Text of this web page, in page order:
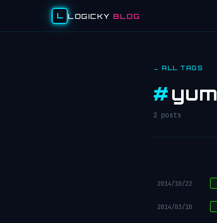
L LOGICKY BLOG
← ALL TAGS
#yum
2 posts
2014/10/22
2014/03/10